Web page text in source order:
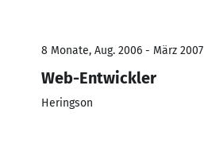
8 Monate, Aug. 2006 - März 2007
Web-Entwickler
Heringson